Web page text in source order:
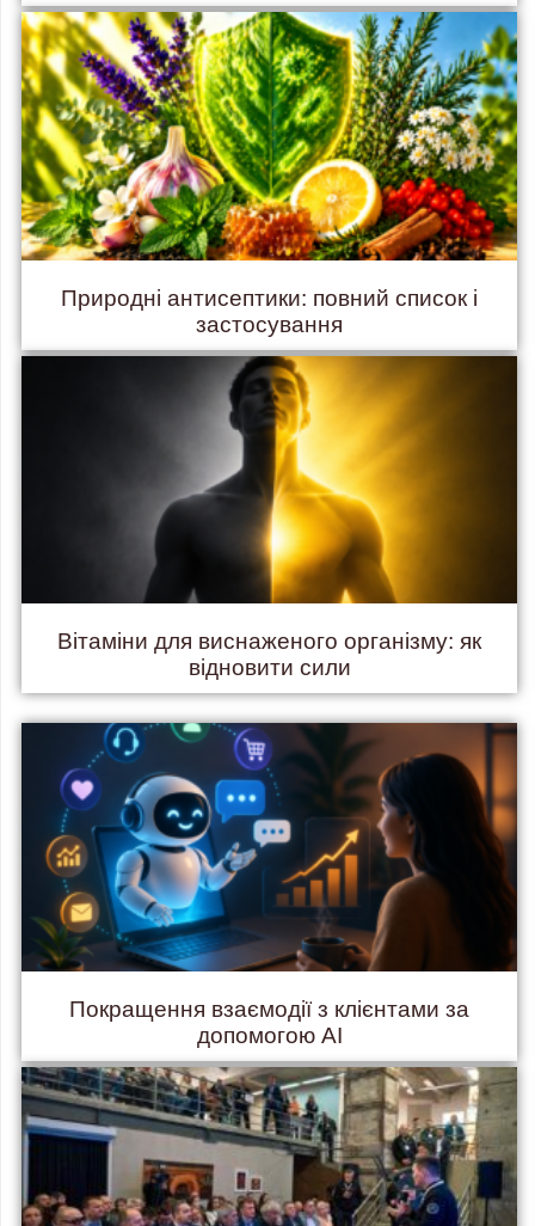
Природні антисептики: повний список і
застосування
Вітаміни для виснаженого організму: як
відновити сили
Покращення взаємодії з клієнтами за
допомогою AI